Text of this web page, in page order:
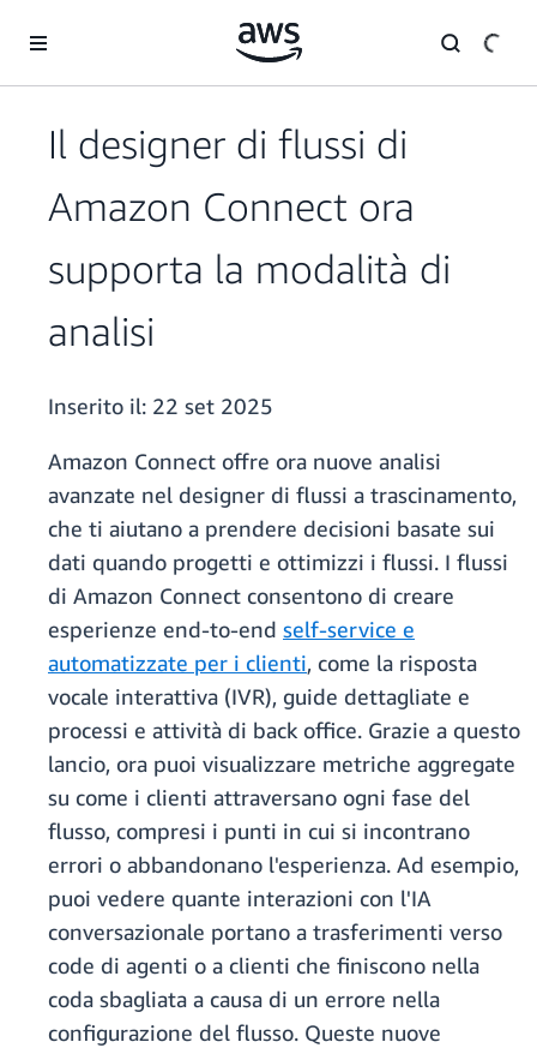
Il designer di flussi di
Amazon Connect ora
supporta la modalità di
analisi
Inserito il: 22 set 2025
Amazon Connect offre ora nuove analisi
avanzate nel designer di flussi a trascinamento,
che ti aiutano a prendere decisioni basate sui
dati quando progetti e ottimizzi i flussi. I flussi
di Amazon Connect consentono di creare
esperienze end-to-end self-service e
automatizzate per i clienti, come la risposta
vocale interattiva (IVR), guide dettagliate e
processi e attività di back office. Grazie a questo
lancio, ora puoi visualizzare metriche aggregate
su come i clienti attraversano ogni fase del
flusso, compresi i punti in cui si incontrano
errori o abbandonano l'esperienza. Ad esempio,
puoi vedere quante interazioni con l'IA
conversazionale portano a trasferimenti verso
code di agenti o a clienti che finiscono nella
coda sbagliata a causa di un errore nella
configurazione del flusso. Queste nuove